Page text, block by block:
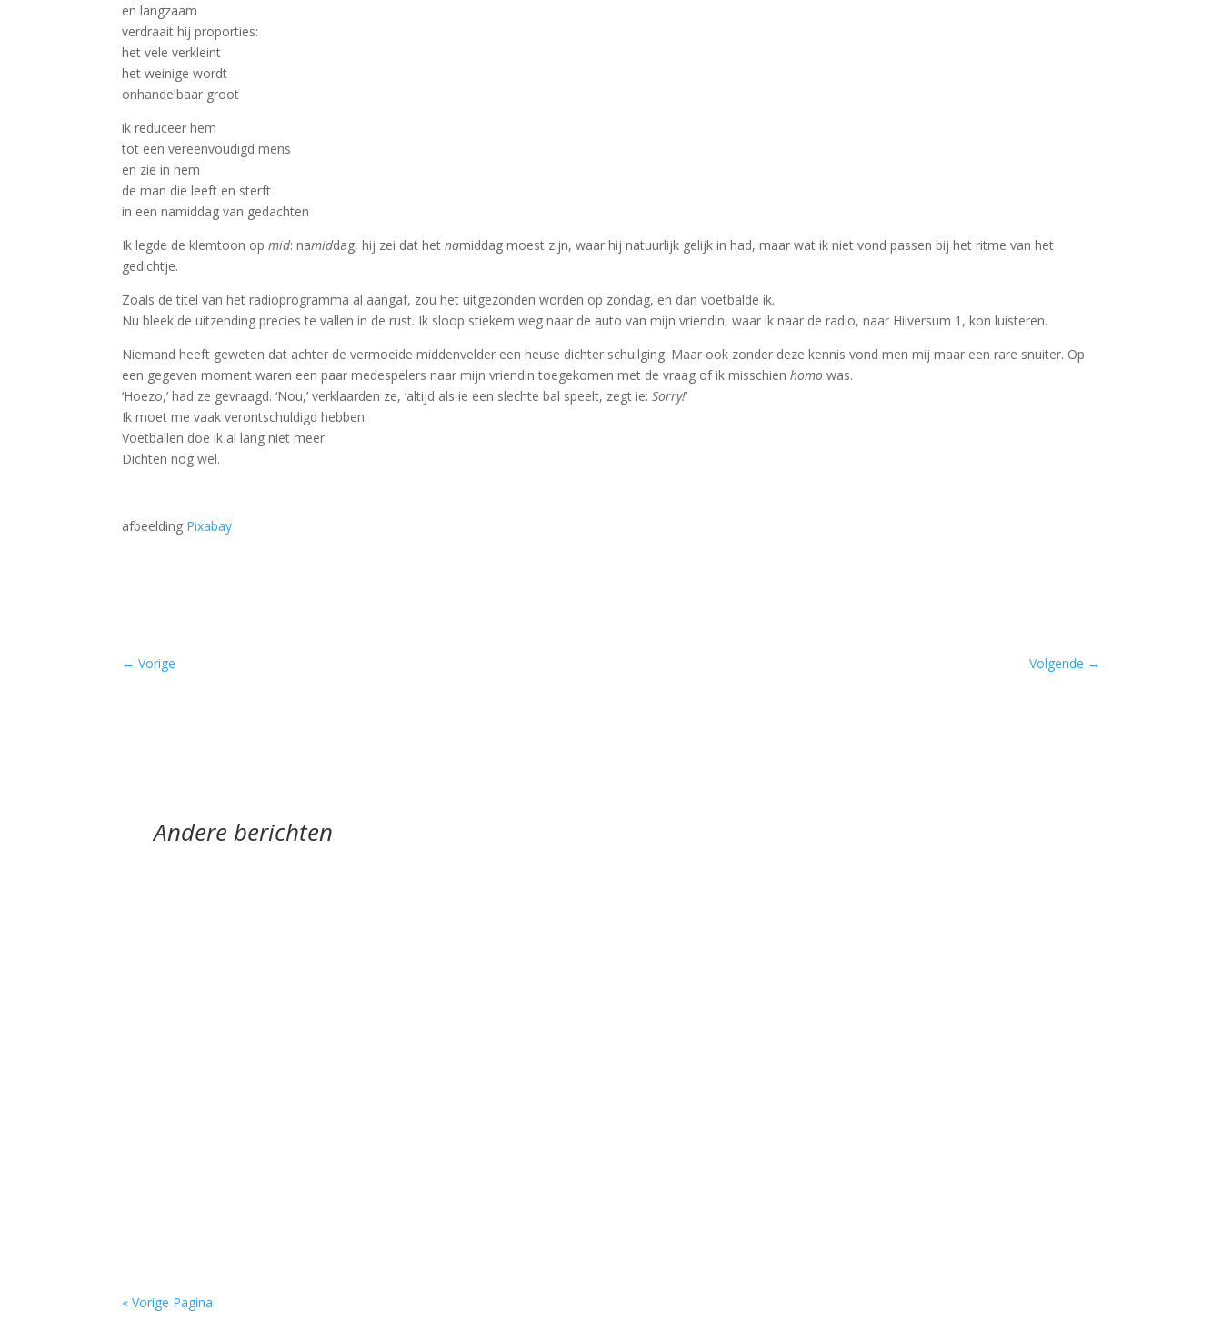
en langzaam
verdraait hij proporties:
het vele verkleint
het weinige wordt
onhandelbaar groot
ik reduceer hem
tot een vereenvoudigd mens
en zie in hem
de man die leeft en sterft
in een namiddag van gedachten
Ik legde de klemtoon opmid: namiddag, hij zei dat hetnamiddag moest zijn, waar hij natuurlijk gelijk in had, maar wat ik niet vond passen bij het ritme van het
gedichtje.
Zoals de titel van het radioprogramma al aangaf, zou het uitgezonden worden op zondag, en dan voetbalde ik.
Nu bleek de uitzending precies te vallen in de rust. Ik sloop stiekem weg naar de auto van mijn vriendin, waar ik naar de radio, naar Hilversum 1, kon luisteren.
Niemand heeft geweten dat achter de vermoeide middenvelder een heuse dichter schuilging. Maar ook zonder deze kennis vond men mij maar een rare snuiter. Op
een gegeven moment waren een paar medespelers naar mijn vriendin toegekomen met de vraag of ik misschienhomowas.
‘Hoezo,’ had ze gevraagd. ‘Nou,’ verklaarden ze, ‘altijd als ie een slechte bal speelt, zegt ie:Sorry!’
Ik moet me vaak verontschuldigd hebben.
Voetballen doe ik al lang niet meer.
Dichten nog wel.
afbeelding Pixabay
←Vorige Volgende →
Andere berichten
« Vorige Pagina